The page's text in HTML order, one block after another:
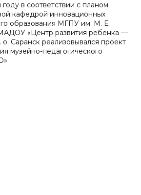
в соответствии с планом
кафедрой инновационных
образования МГПУ им. М. Е.
«Центр развития ребенка —
Саранск реализовывался проект
музейно-педагогического